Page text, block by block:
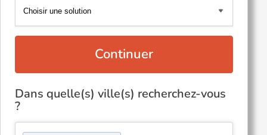
Continuer
Dans quelle(s) ville(s) recherchez-vous
?